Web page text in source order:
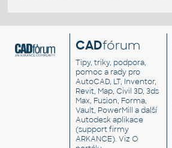
CADfórum
Tipy, triky, podpora,
pomoc a rady pro
AutoCAD, LT, Inventor,
Revit, Map, Civil 3D, 3ds
Max, Fusion, Forma,
Vault, PowerMill a další
Autodesk aplikace
(support firmy
ARKANCE). VizO